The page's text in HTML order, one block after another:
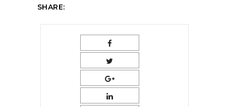
SHARE: